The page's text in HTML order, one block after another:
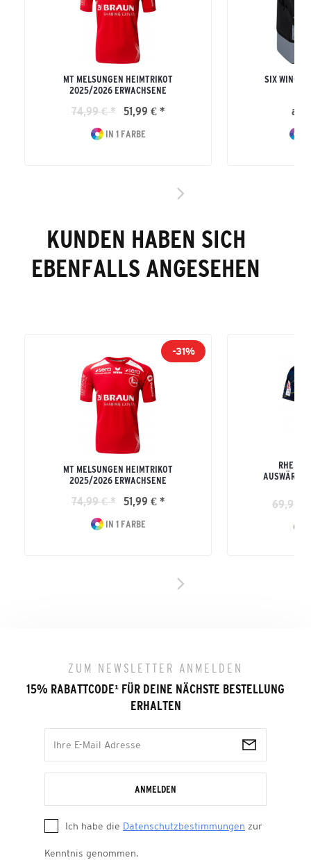
MT MELSUNGEN HEIMTRIKOT
2025/2026 ERWACHSENE
74,99 € * 51,99 € *
IN 1 FARBE
SIX WINGS
ab
KUNDEN HABEN SICH
EBENFALLS ANGESEHEN
-31%
MT MELSUNGEN HEIMTRIKOT
2025/2026 ERWACHSENE
74,99 € * 51,99 € *
IN 1 FARBE
RHEIN
69,99
ZUM NEWSLETTER ANMELDEN
15% RABATTCODE¹ FÜR DEINE NÄCHSTE BESTELLUNG
ERHALTEN
ANMELDEN
Ich habe die Datenschutzbestimmungen zur
Kenntnis genommen.